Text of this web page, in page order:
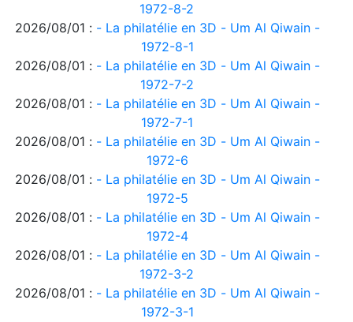
1972-8-2
2026/08/01 : - La philatélie en 3D - Um Al Qiwain -
1972-8-1
2026/08/01 : - La philatélie en 3D - Um Al Qiwain -
1972-7-2
2026/08/01 : - La philatélie en 3D - Um Al Qiwain -
1972-7-1
2026/08/01 : - La philatélie en 3D - Um Al Qiwain -
1972-6
2026/08/01 : - La philatélie en 3D - Um Al Qiwain -
1972-5
2026/08/01 : - La philatélie en 3D - Um Al Qiwain -
1972-4
2026/08/01 : - La philatélie en 3D - Um Al Qiwain -
1972-3-2
2026/08/01 : - La philatélie en 3D - Um Al Qiwain -
1972-3-1